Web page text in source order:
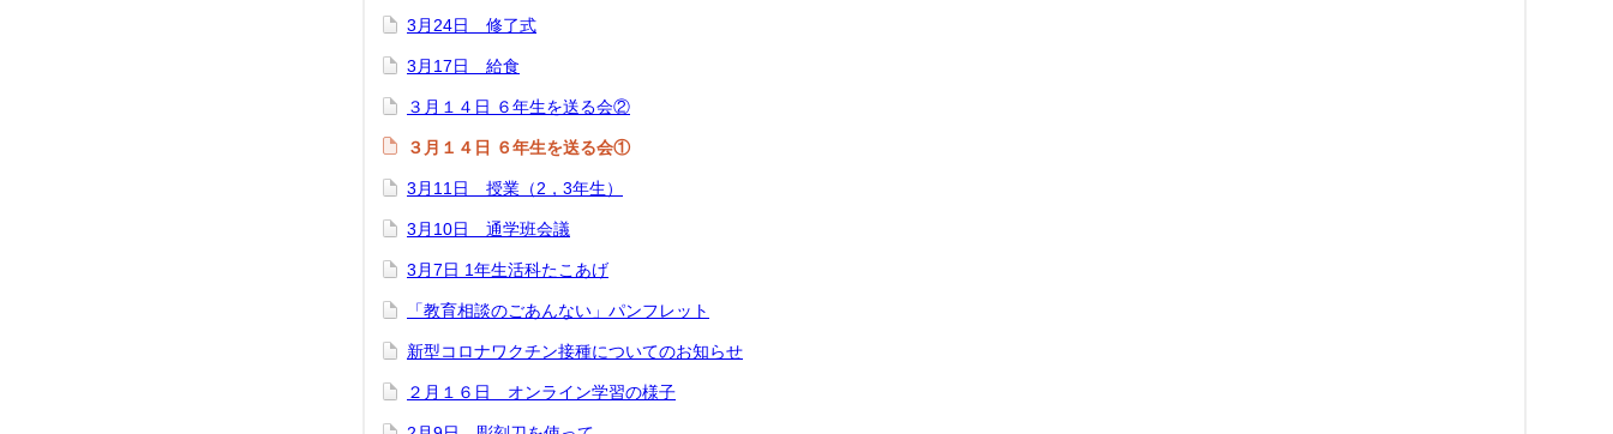
3月24日 修了式
3月17日 給食
３月１４日 ６年生を送る会②
３月１４日 ６年生を送る会①
3月11日 授業（2，3年生）
3月10日 通学班会議
3月7日 1年生活科たこあげ
「教育相談のごあんない」パンフレット
新型コロナワクチン接種についてのお知らせ
２月１６日 オンライン学習の様子